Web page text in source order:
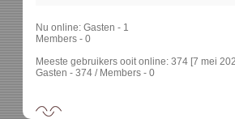
Nu online: Gasten - 1
Members - 0
Meeste gebruikers ooit online: 374 [7 mei
Gasten - 374 / Members - 0